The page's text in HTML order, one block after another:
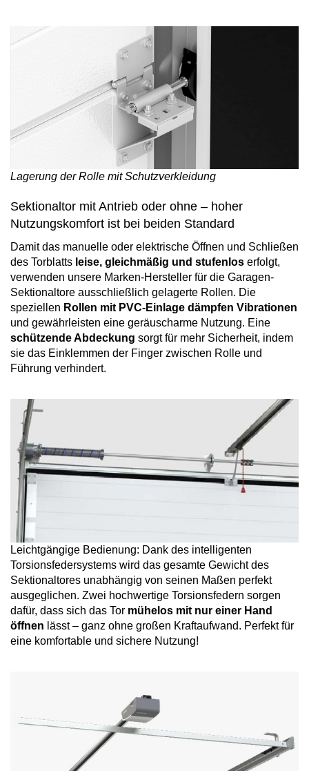
Lagerung der Rolle mit Schutzverkleidung
Sektionaltor mit Antrieb oder ohne – hoher
Nutzungskomfort ist bei beiden Standard
Damit das manuelle oder elektrische Öffnen und Schließen
des Torblatts leise, gleichmäßig und stufenlos erfolgt,
verwenden unsere Marken-Hersteller für die Garagen-
Sektionaltore ausschließlich gelagerte Rollen. Die
speziellen Rollen mit PVC-Einlage dämpfen Vibrationen
und gewährleisten eine geräuscharme Nutzung. Eine
schützende Abdeckung sorgt für mehr Sicherheit, indem
sie das Einklemmen der Finger zwischen Rolle und
Führung verhindert.
Leichtgängige Bedienung: Dank des intelligenten
Torsionsfedersystems wird das gesamte Gewicht des
Sektionaltores unabhängig von seinen Maßen perfekt
ausgeglichen. Zwei hochwertige Torsionsfedern sorgen
dafür, dass sich das Tor mühelos mit nur einer Hand
öffnen lässt – ganz ohne großen Kraftaufwand. Perfekt für
eine komfortable und sichere Nutzung!